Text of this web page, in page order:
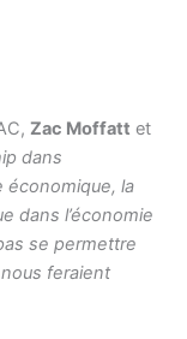
Zac Moffatt et
dans
économique, la
dans l’économie
se permettre
feraient